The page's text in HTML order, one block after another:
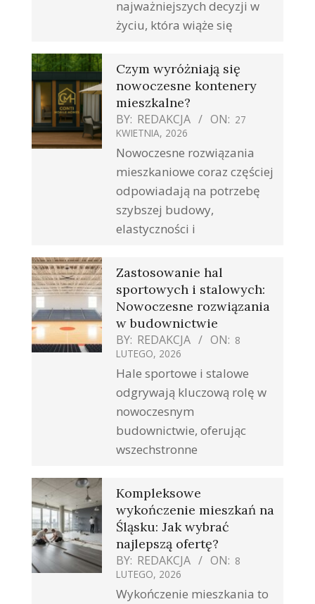
najważniejszych decyzji w
życiu, która wiąże się
Czym wyróżniają się
nowoczesne kontenery
mieszkalne?
BY: REDAKCJA ON: 27
KWIETNIA, 2026
Nowoczesne rozwiązania
mieszkaniowe coraz częściej
odpowiadają na potrzebę
szybszej budowy,
elastyczności i
Zastosowanie hal
sportowych i stalowych:
Nowoczesne rozwiązania
w budownictwie
BY: REDAKCJA ON: 8
LUTEGO, 2026
Hale sportowe i stalowe
odgrywają kluczową rolę w
nowoczesnym
budownictwie, oferując
wszechstronne
Kompleksowe
wykończenie mieszkań na
Śląsku: Jak wybrać
najlepszą ofertę?
BY: REDAKCJA ON: 8
LUTEGO, 2026
Wykończenie mieszkania to